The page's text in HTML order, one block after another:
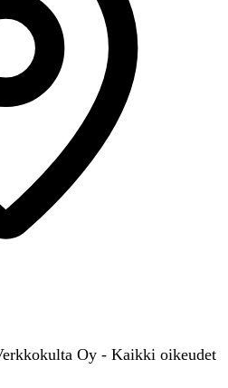
Oy - Kaikki oikeudet